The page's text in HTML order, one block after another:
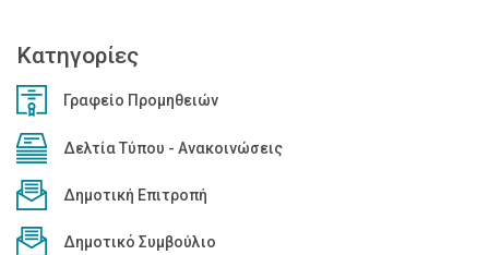
Κατηγορίες
Γραφείο Προμηθειών
Δελτία Τύπου - Ανακοινώσεις
Δημοτική Επιτροπή
Δημοτικό Συμβούλιο